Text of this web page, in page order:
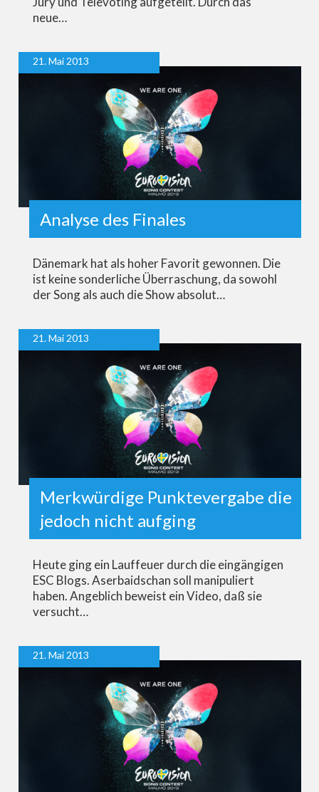
neue…
21. Mai 2013
Analyse des Finales
Dänemark hat als hoher Favorit gewonnen. Die
ist keine sonderliche Überraschung, da sowohl
der Song als auch die Show absolut…
21. Mai 2013
Merkwürdige Punktevergabe die
jedoch nicht aufging
Heute ging ein Lauffeuer durch die eingängigen
ESC Blogs. Aserbaidschan soll manipuliert
haben. Angeblich beweist ein Video, daß sie
versucht…
21. Mai 2013